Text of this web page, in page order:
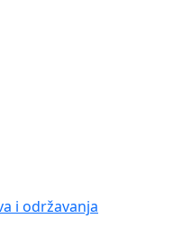
i održavanja